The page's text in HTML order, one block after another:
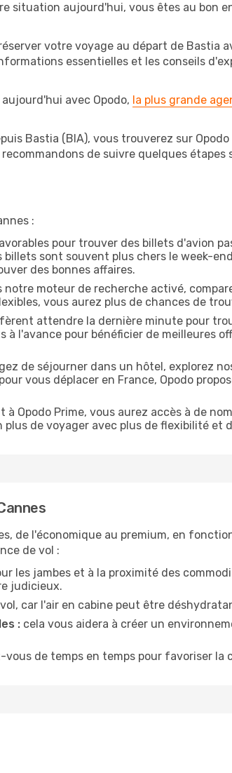
situation aujourd'hui, vous êtes au bon
votre voyage au départ de Bastia
essentielles et les conseils
avec Opodo, la plus grande
Bastia (BIA), vous trouverez sur
de suivre quelques
:
pour trouver des billets d'avion
sont souvent plus chers le week-
des bonnes affaires.
notre moteur de recherche activé,
vous aurez plus de chances de
attendre la dernière minute pour
à l'avance pour bénéficier de meilleures
de séjourner dans un hôtel, explorez
vous déplacer en France, Opodo
à Opodo Prime, vous aurez accès à de
de voyager avec plus de flexibilité et
de l'économique au premium, en
de vol :
les jambes et à la proximité des
judicieux.
car l'air en cabine peut être
: cela vous aidera à créer un
de temps en temps pour favoriser la